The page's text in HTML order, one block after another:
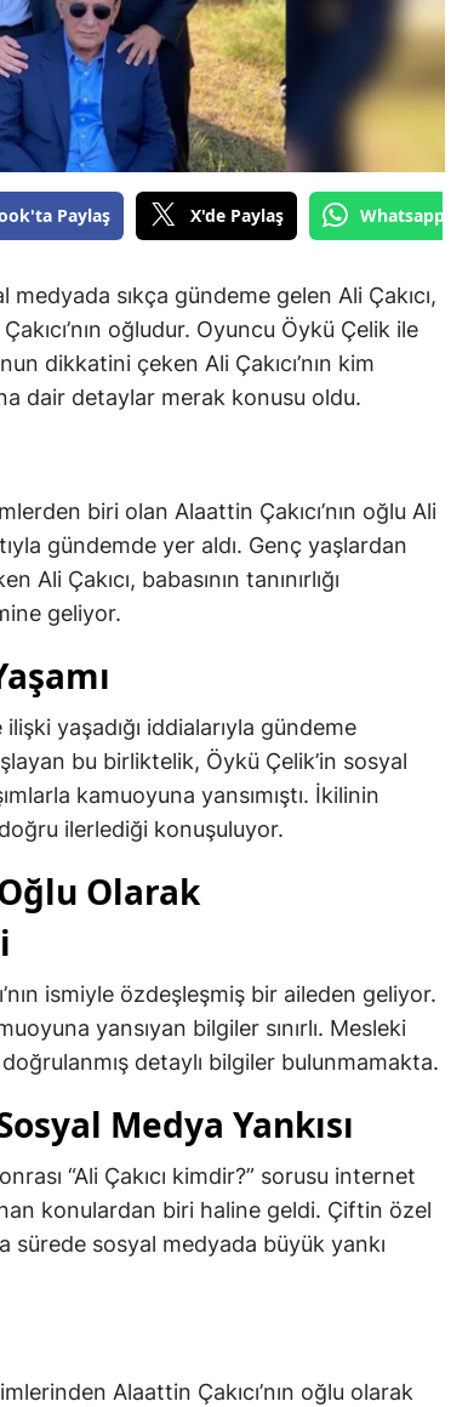
Paylaş X'de Paylaş
sıkça gündeme gelen Ali Çakıcı,
oğludur. Oyuncu Öykü Çelik ile
dikkatini çeken Ali Çakıcı’nın kim
dair detaylar merak konusu oldu.
biri olan Alaattin Çakıcı’nın oğlu Ali
gündemde yer aldı. Genç yaşlardan
Çakıcı, babasının tanınırlığı
geliyor.
yaşadığı iddialarıyla gündeme
bu birliktelik, Öykü Çelik’in sosyal
kamuoyuna yansımıştı. İkilinin
ilerlediği konuşuluyor.
Oğlu Olarak
ismiyle özdeşleşmiş bir aileden geliyor.
yansıyan bilgiler sınırlı. Mesleki
detaylı bilgiler bulunmamakta.
Medya Yankısı
“Ali Çakıcı kimdir?” sorusu internet
konulardan biri haline geldi. Çiftin özel
sürede sosyal medyada büyük yankı
Alaattin Çakıcı’nın oğlu olarak